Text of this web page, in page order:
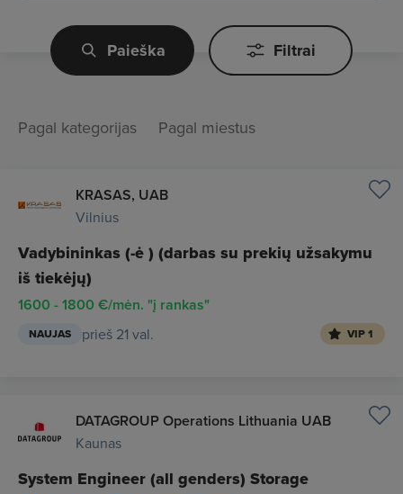
Paieška Filtrai
Pagal kategorijas Pagal miestus
KRASAS, UAB
Vilnius
Vadybininkas (-ė ) (darbas su prekių užsakymu
iš tiekėjų)
1600 - 1800 €/mėn. "į rankas"
NAUJAS prieš 21 val. VIP 1
DATAGROUP Operations Lithuania UAB
Kaunas
System Engineer (all genders) Storage